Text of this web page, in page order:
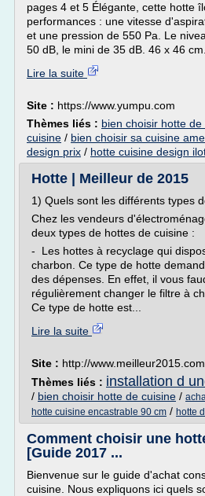
pages 4 et 5 Élégante, cette hotte
performances : une vitesse
et une pression de 550 Pa. Le
50 dB, le mini de 35 dB. 46 x 46
Lire la suite
Site : https://www.yumpu.com
Thèmes liés : bien choisir hotte de
cuisine / bien choisir sa cuisine
design prix / hotte cuisine design
Hotte | Meilleur de 2015
1) Quels sont les différents types
Chez les vendeurs
deux types de hottes de cuisine :
- Les hottes à recyclage qui
charbon. Ce type de hotte
des dépenses. En effet, il vous
régulièrement changer le filtre à
Ce type de hotte est...
Lire la suite
Site : http://www.meilleur2015.com
Thèmes liés : installation d
/ bien choisir hotte de cuisine /
hotte cuisine encastrable 90 cm / hotte
Comment choisir une
[Guide 2017 ...
Bienvenue sur le guide d'achat
cuisine. Nous expliquons ici quels